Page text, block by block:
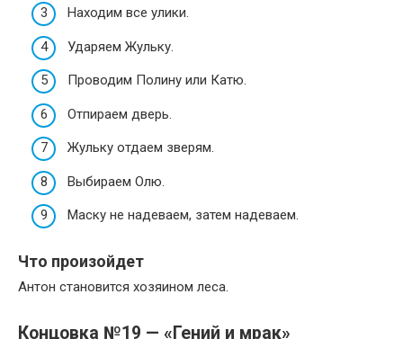
Находим все улики.
Ударяем Жульку.
Проводим Полину или Катю.
Отпираем дверь.
Жульку отдаем зверям.
Выбираем Олю.
Маску не надеваем, затем надеваем.
Что произойдет
Антон становится хозяином леса.
Концовка №19 — «Гений и мрак»